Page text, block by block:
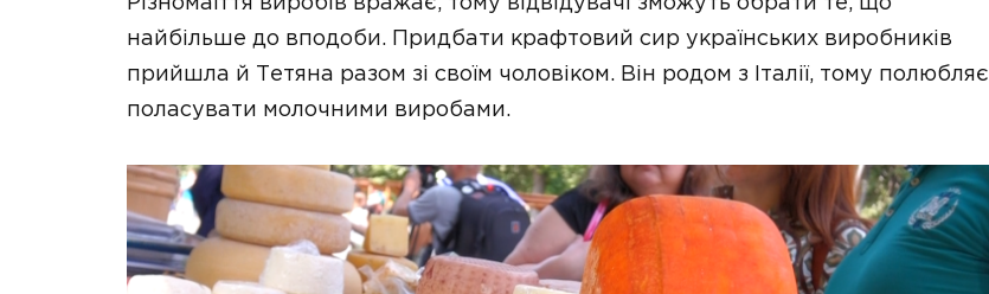
Різномаїття виробів вражає, тому відвідувачі зможуть обрати те, що
найбільше до вподоби. Придбати крафтовий сир українських виробників
прийшла й Тетяна разом зі своїм чоловіком. Він родом з Італії, тому полюбляє
поласувати молочними виробами.